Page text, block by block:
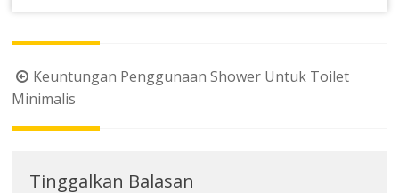
Navigasi
pos
Keuntungan Penggunaan Shower Untuk Toilet
Minimalis
Tinggalkan Balasan